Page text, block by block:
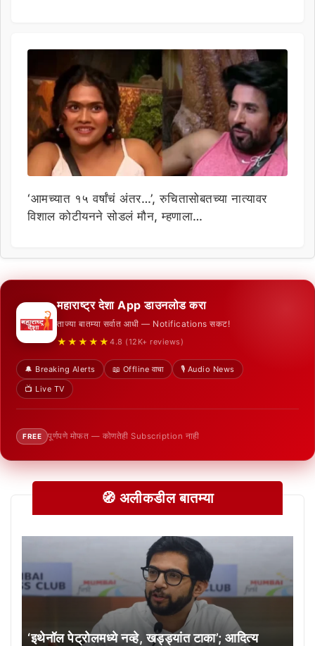
‘आमच्यात १५ वर्षांचं अंतर…’, रुचितासोबतच्या नात्यावर
विशाल कोटीयनने सोडलं मौन, म्हणाला…
महाराष्ट्र देशा App डाउनलोड करा
ताज्या बातम्या सर्वात आधी — Notifications सकट!
★★★★★ 4.8 (12K+ reviews)
🔔 Breaking Alerts 📖 Offline वाचा
🎙️ Audio News
📺 Live TV
FREE पूर्णपणे मोफत — कोणतेही Subscription नाही
🧭 अलीकडील बातम्या
‘इथेनॉल पेट्रोलमध्ये नव्हे, खड्ड्यांत टाका’; आदित्य